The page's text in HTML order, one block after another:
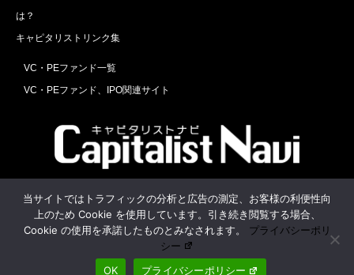
は？
キャピタリストリンク集
VC・PEファンド一覧
VC・PEファンド、IPO関連サイト
運営会社 お問合せ
©キャピタリストナビ . All Rights Reserved.
当サイトではトラフィックの分析と広告の測定、お客様の利便性向
上のため Cookie を使用しています。引き続き閲覧する場合、
Cookie の使用を承諾したものとみなされます。 プライバシーポリ
シー
OK
プライバシーポリシー